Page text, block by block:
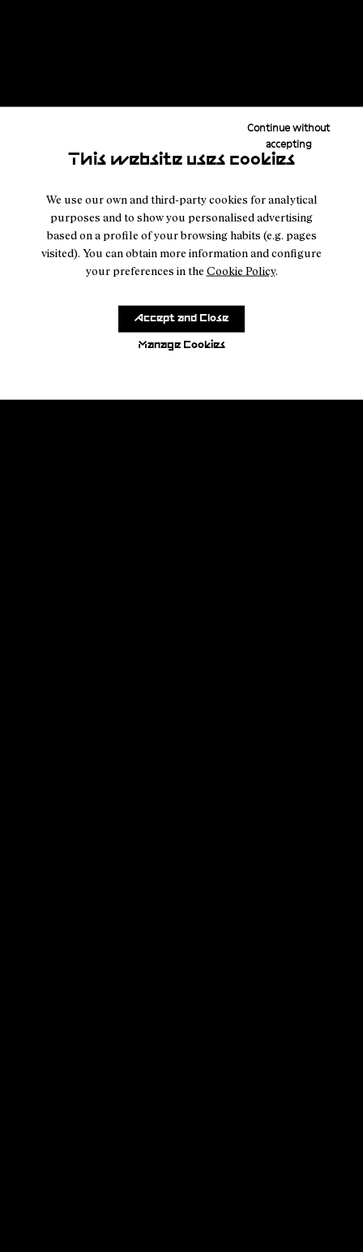
This website uses cookies
We use our own and third-party cookies for analytical
purposes and to show you personalised advertising
based on a profile of your browsing habits (e.g. pages
visited). You can obtain more information and configure
your preferences in the Cookie Policy.
Manage Cookies
Continue without
accepting
Accept and Close